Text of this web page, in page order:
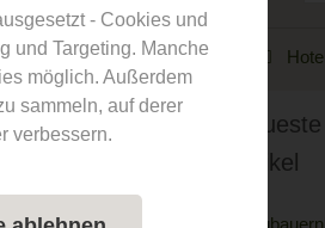
Artikel
- Cookies und
und Targeting. Manche
möglich. Außerdem
sammeln, auf derer
verbessern.